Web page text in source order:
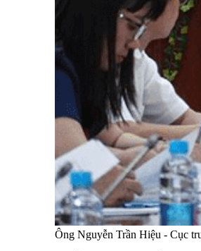
Ông Nguyễn Trần Hiệu - Cục